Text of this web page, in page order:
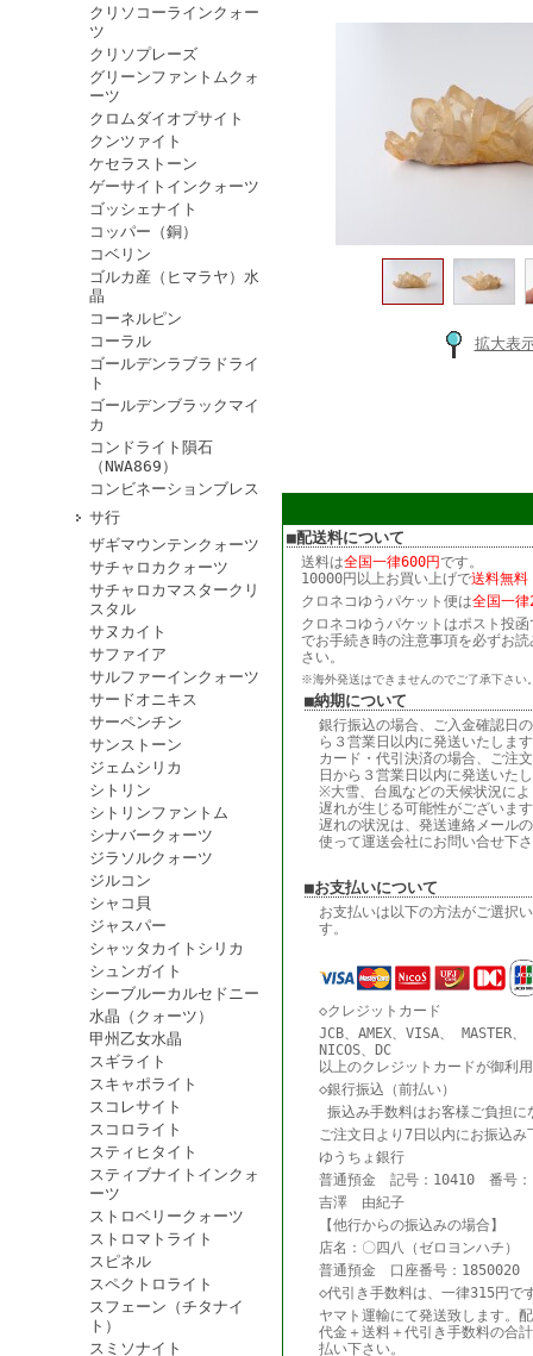
クリソコーラインクォー
ツ
クリソプレーズ
グリーンファントムクォ
ーツ
クロムダイオプサイト
クンツァイト
ケセラストーン
ゲーサイトインクォーツ
ゴッシェナイト
コッパー（銅）
コベリン
ゴルカ産（ヒマラヤ）水
晶
コーネルピン
コーラル
ゴールデンラブラドライ
ト
ゴールデンブラックマイ
カ
コンドライト隕石
（NWA869）
コンビネーションブレス
サ行
ザギマウンテンクォーツ
サチャロカクォーツ
サチャロカマスタークリ
スタル
サヌカイト
サファイア
サルファーインクォーツ
サードオニキス
サーペンチン
サンストーン
ジェムシリカ
シトリン
シトリンファントム
シナバークォーツ
ジラソルクォーツ
ジルコン
シャコ貝
ジャスパー
シャッタカイトシリカ
シュンガイト
シーブルーカルセドニー
水晶（クォーツ）
甲州乙女水晶
スギライト
スキャポライト
スコレサイト
スコロライト
スティヒタイト
スティブナイトインクォ
ーツ
ストロベリークォーツ
ストロマトライト
スピネル
スペクトロライト
スフェーン（チタナイ
ト）
スミソナイト
拡大表
■配送料について
送料は全国一律600円です。
10000円以上お買い上げで送料無料
クロネコゆうパケット便は全国一律
クロネコゆうパケットはポスト投
でお手続き時の注意事項を必ずお
さい。
※海外発送はできませんのでご了承下さい
■納期について
銀行振込の場合、ご入金確認日
ら３営業日以内に発送いたしま
カード・代引決済の場合、ご注
日から３営業日以内に発送いた
※大雪、台風などの天候状況に
遅れが生じる可能性がございま
遅れの状況は、発送連絡メール
使って運送会社にお問い合せ下
■お支払いについて
お支払いは以下の方法がご選択
す。
◇クレジットカード
JCB、AMEX、VISA、 MASTER
NICOS、DC
以上のクレジットカードが御利
◇銀行振込（前払い）
振込み手数料はお客様ご負担に
ご注文日より7日以内にお振込み
ゆうちょ銀行
普通預金 記号：10410 番号：
吉澤 由紀子
【他行からの振込みの場合】
店名：〇四八（ゼロヨンハチ）
普通預金 口座番号：1850020
◇代引き手数料は、一律315円で
ヤマト運輸にて発送致します。
代金＋送料＋代引き手数料の合
払い下さい。